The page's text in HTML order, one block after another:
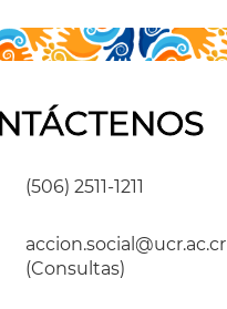
(506) 2511-1211
accion.social@ucr.ac.cr
(Consultas)